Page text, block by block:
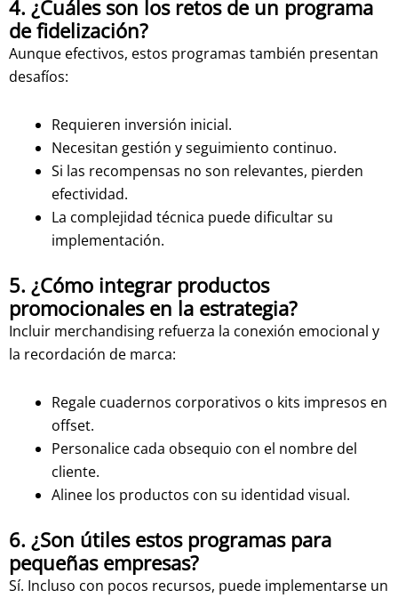
4. ¿Cuáles son los retos de un programa
de fidelización?
Aunque efectivos, estos programas también presentan
desafíos:
Requieren inversión inicial.
Necesitan gestión y seguimiento continuo.
Si las recompensas no son relevantes, pierden
efectividad.
La complejidad técnica puede dificultar su
implementación.
5. ¿Cómo integrar productos
promocionales en la estrategia?
Incluir merchandising refuerza la conexión emocional y
la recordación de marca:
Regale cuadernos corporativos o kits impresos en
offset.
Personalice cada obsequio con el nombre del
cliente.
Alinee los productos con su identidad visual.
6. ¿Son útiles estos programas para
pequeñas empresas?
Sí. Incluso con pocos recursos, puede implementarse un